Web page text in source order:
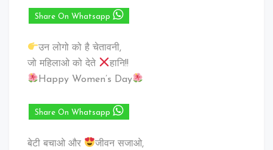
Share On Whatsapp
उन लोगो को है चेतावनी,
जो महिलाओ को देते
हानि!!
Happy Women’s Day
Share On Whatsapp
बेटी बचाओ और
जीवन सजाओ,